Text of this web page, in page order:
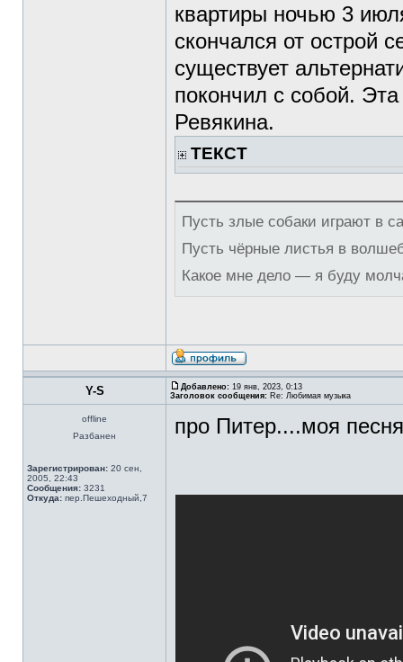
квартиры ночью 3
скончался от острой
существует
покончил с собой.
Ревякина.
ТЕКСТ
Пусть злые собаки играют в
Пусть чёрные листья в
Какое мне дело — я буду
Y-S Добавлено: 19 янв, 2023, 0:13
Заголовок сообщения: Re: Любимая музыка
offline
Разбанен
Зарегистрирован: 20 сен,
2005, 22:43
Сообщения: 3231
Откуда: пер.Пешеходный,7
про Питер....моя